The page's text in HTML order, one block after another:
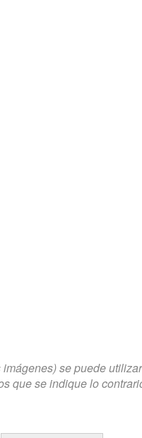
se puede
que se indique lo